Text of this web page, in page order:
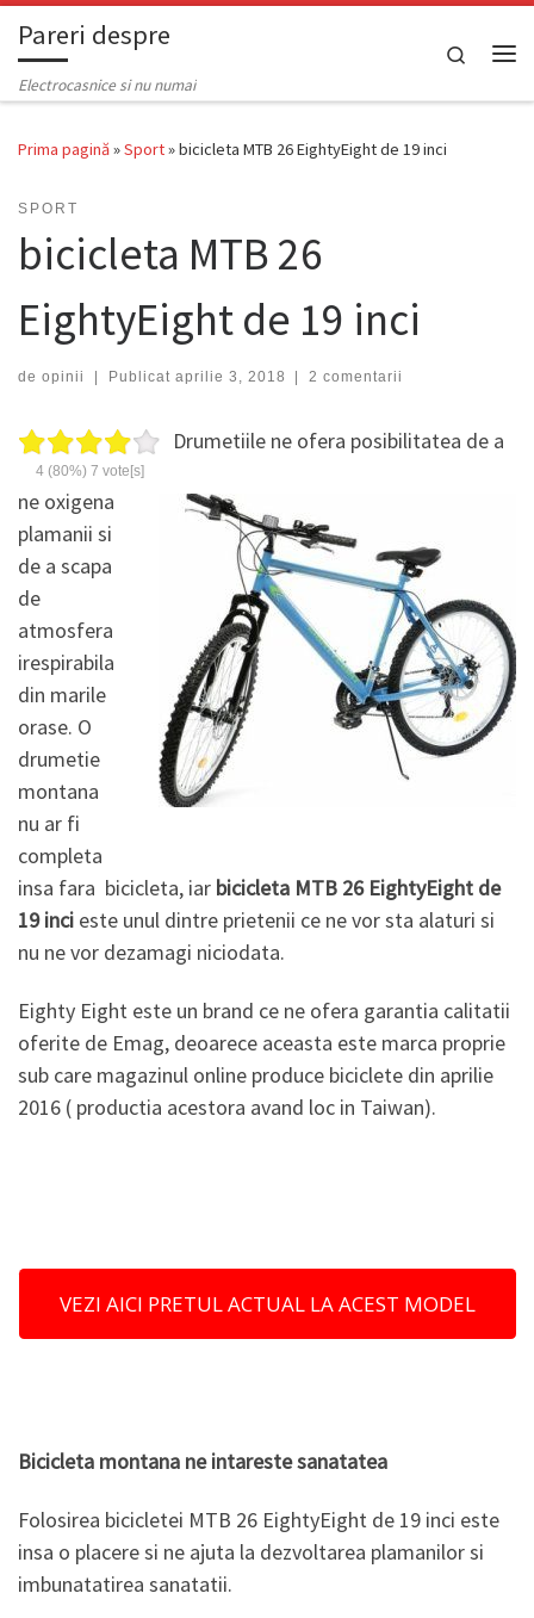
Skip to content
Pareri despre
Electrocasnice si nu numai
Search
Prima pagină»Sport»bicicleta MTB 26 EightyEight de 19 inci
SPORT
bicicleta MTB 26
EightyEight de 19 inci
de opinii Publicat aprilie 3, 2018 2 comentarii
4(80%) 7 vote[s]
Drumetiile ne ofera posibilitatea de a
ne oxigena
plamanii si
de a scapa
de
atmosfera
irespirabila
din marile
orase. O
drumetie
montana
nu ar fi
completa
insa fara bicicleta, iar bicicleta MTB 26 EightyEight de
19 inci este unul dintre prietenii ce ne vor sta alaturi si
nu ne vor dezamagi niciodata.
Eighty Eight este un brand ce ne ofera garantia calitatii
oferite de Emag, deoarece aceasta este marca proprie
sub care magazinul online produce biciclete din aprilie
2016 ( productia acestora avand loc in Taiwan).
VEZI AICI PRETUL ACTUAL LA ACEST MODEL
Bicicleta montana ne intareste sanatatea
Folosirea bicicletei MTB 26 EightyEight de 19 inci este
insa o placere si ne ajuta la dezvoltarea plamanilor si
imbunatatirea sanatatii.